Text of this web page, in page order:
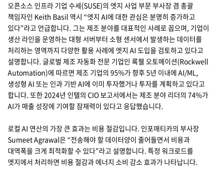
오픈소스 인프라 기업 수세(SUSE)의 엣지 사업 부문 부사장 겸 총괄
책임자인 Keith Basil 역시 “엣지 AI에 대한 관심은 분명히 증가하고
있다”라고 언급합니다. 그는 제조 분야를 대표적인 사례로 꼽으며, 기업이
생산 라인을 운영하는 대형 서버부터 소형 센서에서 발생하는 데이터를
처리하는 영역까지 다양한 활용 사례에 엣지 AI 도입을 검토하고 있다고
설명합니다. 글로벌 제조 자동화 전문 기업인 록웰 오토메이션(Rockwell
Automation)에 따르면 제조 기업의 95%가 향후 5년 이내에 AI/ML,
생성형 AI 또는 인과 기반 AI에 이미 투자했거나 투자를 계획하고 있다고
합니다. 또한 2024년 인텔의 CIO 보고서에서는 제조 분야 리더의 74%가
AI가 매출 성장에 기여할 잠재력이 있다고 응답했습니다.
로컬 AI 연산의 가장 큰 효과는 비용 절감입니다. 인포매티카의 부사장
Sumeet Agrawal은 “전송해야 할 데이터양이 줄어들면서 비용과
대역폭을 크게 최적화할 수 있다”라고 설명합니다. 특정 워크로드를
엣지에서 처리하면 비용 절감과 에너지 소비 감소 효과가 나타납니다.